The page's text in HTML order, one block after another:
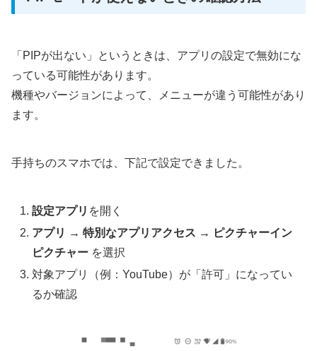
「PIPが出ない」というときは、アプリの設定で無効にな
っている可能性があります。
機種やバージョンによって、メニューが違う可能性があり
ます。
手持ちのスマホでは、下記で設定できました。
設定アプリ を開く
アプリ → 特別なアプリアクセス → ピクチャーイン
ピクチャー を選択
対象アプリ（例：YouTube）が「許可」になってい
るか確認